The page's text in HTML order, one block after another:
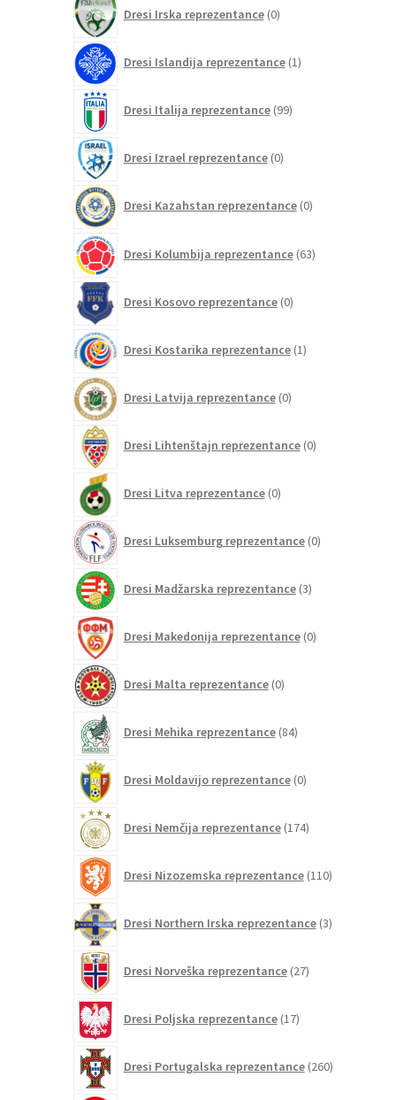
Dresi Irska reprezentance 0izdelkov
Dresi Islandija reprezentance 1izdelek
Dresi Italija reprezentance 99izdelkov
Dresi Izrael reprezentance 0izdelkov
Dresi Kazahstan reprezentance 0izdelkov
Dresi Kolumbija reprezentance 63izdelkov
Dresi Kosovo reprezentance 0izdelkov
Dresi Kostarika reprezentance 1izdelek
Dresi Latvija reprezentance 0izdelkov
Dresi Lihtenštajn reprezentance 0izdelkov
Dresi Litva reprezentance 0izdelkov
Dresi Luksemburg reprezentance 0izdelkov
Dresi Madžarska reprezentance 3izdelki
Dresi Makedonija reprezentance 0izdelkov
Dresi Malta reprezentance 0izdelkov
Dresi Mehika reprezentance 84izdelkov
Dresi Moldavijo reprezentance 0izdelkov
Dresi Nemčija reprezentance 174izdelkov
Dresi Nizozemska reprezentance 110izdelkov
Dresi Northern Irska reprezentance 3izdelki
Dresi Norveška reprezentance 27izdelkov
Dresi Poljska reprezentance 17izdelkov
Dresi Portugalska reprezentance 260izdelkov